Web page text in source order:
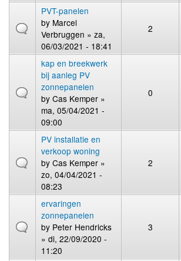
PVT-panelen
by Marcel
Verbruggen » za,
06/03/2021 - 18:41
2
kap en breekwerk
bij aanleg PV
zonnepanelen
by Cas Kemper »
ma, 05/04/2021 -
09:00
0
PV installatie en
verkoop woning
by Cas Kemper »
zo, 04/04/2021 -
08:23
2
ervaringen
zonnepanelen
by Peter Hendricks
» di, 22/09/2020 -
11:20
3